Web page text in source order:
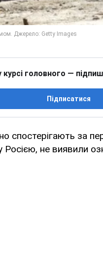
головного —
Підписатися
спостерігають за
Росією, не виявили